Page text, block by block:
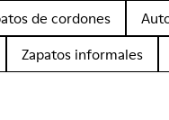
de cordones
Zapatos informales